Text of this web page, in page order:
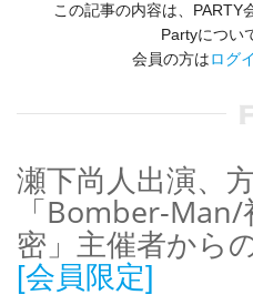
この記事の内容は、PARTY
Partyについ
会員の方はログ
瀬下尚人出演、
「Bomber-
密」主催者から
[会員限定]